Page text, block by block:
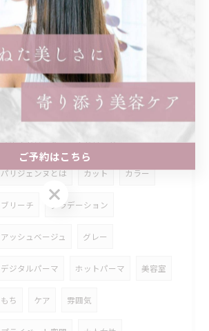
マツパ 個室 髪型
名古屋市 アジュバン クラスエス
無添加 エイジング 補修
メンズパーマ スパイラル ゆるめ
ツイストパーマ ストレート
パリジェンヌとは カット カラー
ブリーチ グラデーション
アッシュベージュ グレー
デジタルパーマ ホットパーマ 美容室
もち ケア 雰囲気
ご予約はこちら
ご予約はこちら